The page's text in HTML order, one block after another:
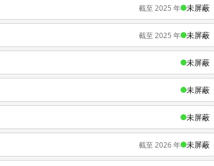
截至 2025 年 未屏蔽
截至 2025 年 未屏蔽
未屏蔽
未屏蔽
未屏蔽
截至 2026 年 未屏蔽